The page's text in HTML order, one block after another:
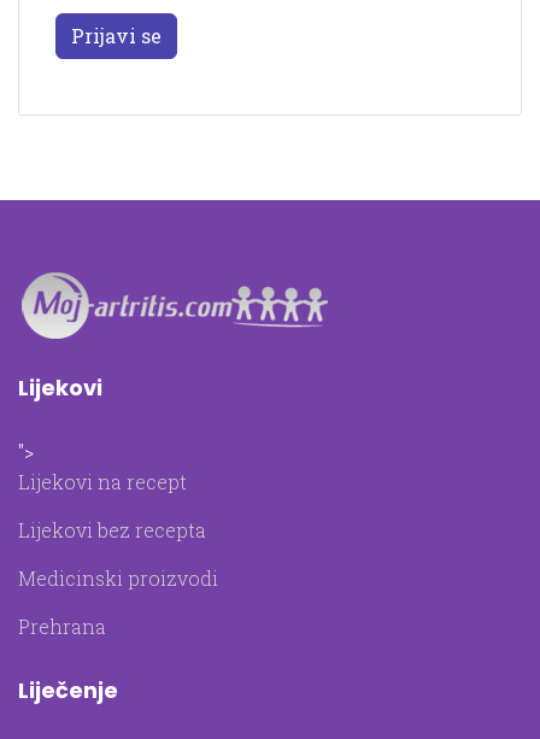
Prijavi se
Lijekovi
">
Lijekovi na recept
Lijekovi bez recepta
Medicinski proizvodi
Prehrana
Liječenje